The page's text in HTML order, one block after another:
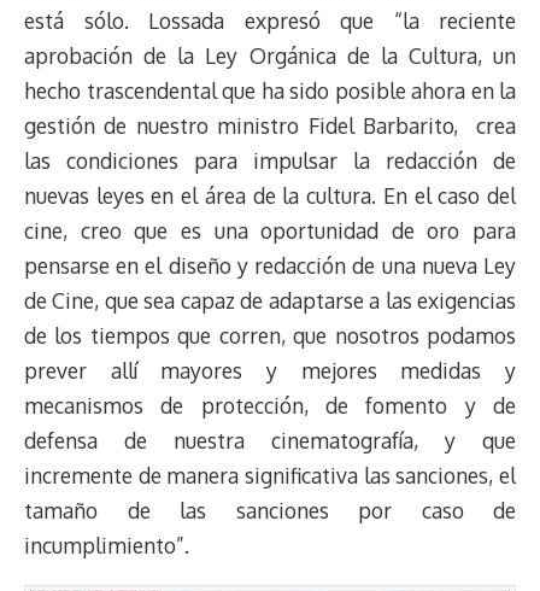
está sólo. Lossada expresó que “la reciente
aprobación de la Ley Orgánica de la Cultura, un
hecho trascendental que ha sido posible ahora en la
gestión de nuestro ministro Fidel Barbarito, crea
las condiciones para impulsar la redacción de
nuevas leyes en el área de la cultura. En el caso del
cine, creo que es una oportunidad de oro para
pensarse en el diseño y redacción de una nueva Ley
de Cine, que sea capaz de adaptarse a las exigencias
de los tiempos que corren, que nosotros podamos
prever allí mayores y mejores medidas y
mecanismos de protección, de fomento y de
defensa de nuestra cinematografía, y que
incremente de manera significativa las sanciones, el
tamaño de las sanciones por caso de
incumplimiento”.